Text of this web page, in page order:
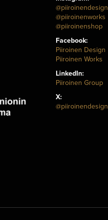
@piiroinendesign
@piiroinenworks
@piiroinenshop
Facebook:
Piiroinen Design
Piiroinen Works
LinkedIn:
Piiroinen Group
X:
@piiroinendesign